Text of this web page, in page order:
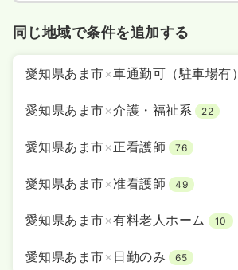
同じ地域で条件を追加する
愛知県あま市×車通勤可（駐車場有）
愛知県あま市×介護・福祉系 22
愛知県あま市×正看護師 76
愛知県あま市×准看護師 49
愛知県あま市×有料老人ホーム 10
愛知県あま市× 日勤のみ 65